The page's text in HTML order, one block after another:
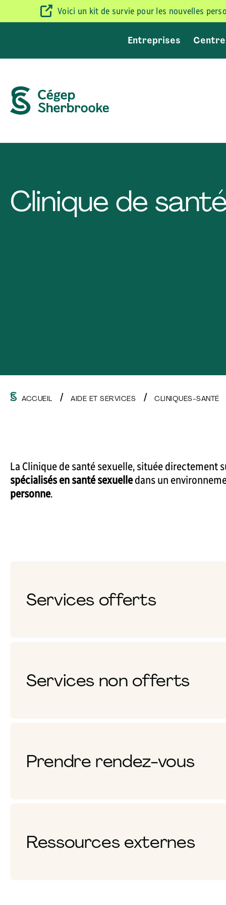
Voici un kit de survie pour les nouvelles
Entreprises
Clinique de
ACCUEIL AIDE ET SERVICES CLINIQUES-SANTÉ
La Clinique de santé sexuelle, située directement
spécialisés en santé sexuelledans un
personne.
Services offerts
Services non offerts
Prendre rendez-vous
Ressources externes